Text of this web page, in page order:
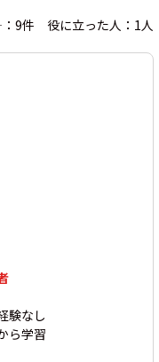
9件 役に立った人：1人
験なし
ら学習